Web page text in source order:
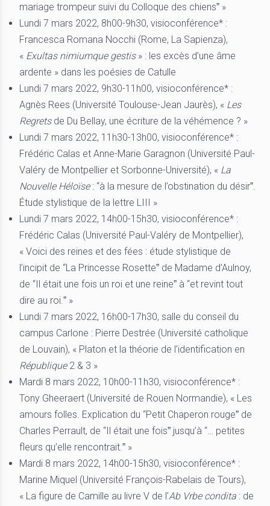
mariage trompeur suivi du Colloque des chiensˮ »
Lundi 7 mars 2022, 8h00-9h30, visioconférence* :
Francesca Romana Nocchi (Rome, La Sapienza),
« Exultas nimiumque gestis» : les excès d’une âme
ardente » dans les poésies de Catulle
Lundi 7 mars 2022, 9h30-11h00, visioconférence* :
Agnès Rees (Université Toulouse-Jean Jaurès), « Les
Regretsde Du Bellay, une écriture de la véhémence ? »
Lundi 7 mars 2022, 11h30-13h00, visioconférence* :
Frédéric Calas et Anne-Marie Garagnon (Université Paul-
Valéry de Montpellier et Sorbonne-Université), « La
Nouvelle Héloïse: “à la mesure de l’obstination du désirˮ.
Étude stylistique de la lettre LIII »
Lundi 7 mars 2022, 14h00-15h30, visioconférence* :
Frédéric Calas (Université Paul-Valéry de Montpellier),
« Voici des reines et des fées : étude stylistique de
l’incipit de “La Princesse Rosetteˮ de Madame d’Aulnoy,
de “Il était une fois un roi et une reineˮ à “et revint tout
dire au roi.ˮ »
Lundi 7 mars 2022, 16h00-17h30, salle du conseil du
campus Carlone : Pierre Destrée (Université catholique
de Louvain), « Platon et la théorie de l’identification en
République2 & 3 »
Mardi 8 mars 2022, 10h00-11h30, visioconférence* :
Tony Gheeraert (Université de Rouen Normandie), « Les
amours folles. Explication du “Petit Chaperon rougeˮ de
Charles Perrault, de “Il était une foisˮ jusqu’à “… petites
fleurs qu’elle rencontrait.ˮ »
Mardi 8 mars 2022, 14h00-15h30, visioconférence* :
Marine Miquel (Université François-Rabelais de Tours),
« La figure de Camille au livre V de l’Ab Vrbe condita : de